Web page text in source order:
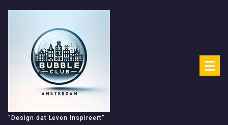
"Design dat Leven Inspireert"